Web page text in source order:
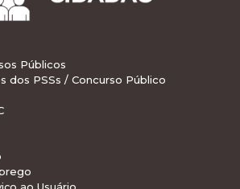
Públicos
dos PSSs / Concurso Público
ao Usuário